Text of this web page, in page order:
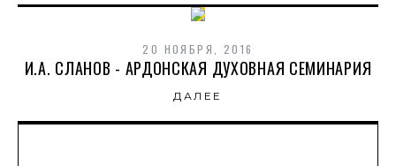
20 НОЯБРЯ, 2016
И.А. СЛАНОВ - АРДОНСКАЯ ДУХОВНАЯ СЕМИНАРИЯ
ДАЛЕЕ